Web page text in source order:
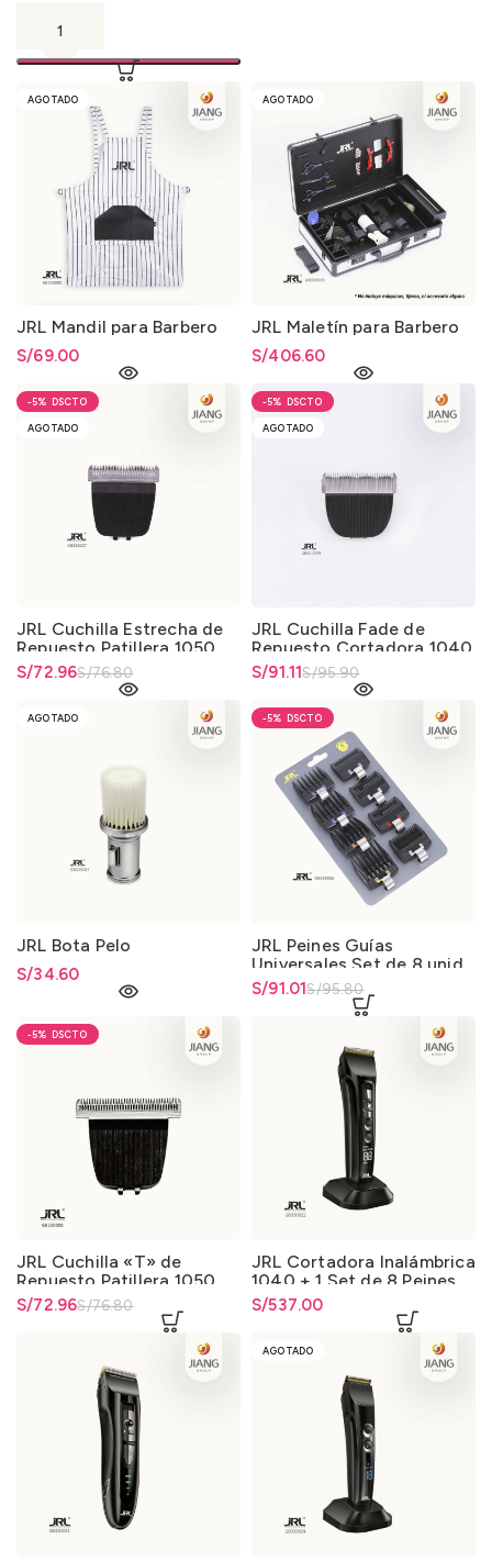
AGOTADO
JRL Mandil para Barbero
S/69.00
AGOTADO
JRL Maletín para Barbero
S/406.60
-5%
AGOTADO
JRL Cuchilla Estrecha de
Repuesto Patillera 1050
S/76.80
El precio original era:
S/72.96
El precio actual es: S/72.96.
-5%
AGOTADO
JRL Cuchilla Fade de
Repuesto Cortadora 1040
-1090S/95.90
El precio original era:
S/91.11
El precio actual es: S/91.11.
AGOTADO
JRL Bota Pelo
S/34.60
-5%
JRL Peines Guías
Universales Set de 8 unid.
S/95.80
El precio original era:
S/91.01
El precio actual es: S/91.01.
-5%
JRL Cuchilla «T» de
Repuesto Patillera 1050
S/76.80
El precio original era:
S/72.96
El precio actual es: S/72.96.
JRL Cortadora Inalámbrica
1040 + 1 Set de 8 Peines
de Regalo
S/537.00
AGOTADO